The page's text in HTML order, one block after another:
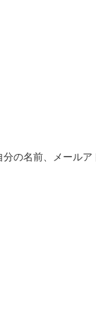
の名前、メールア